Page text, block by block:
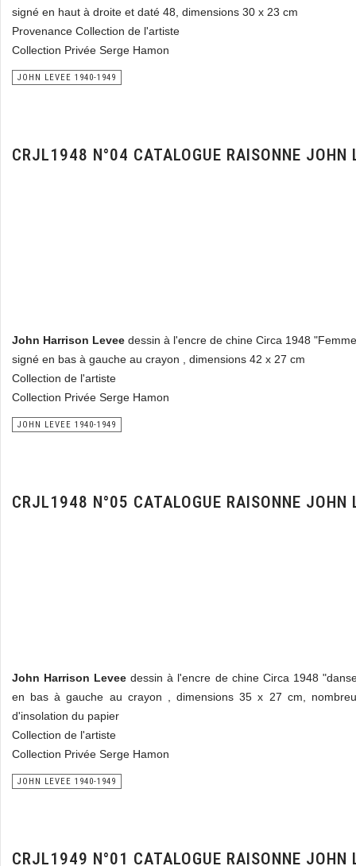
signé en haut à droite et daté 48, dimensions 30 x 23 cm
Provenance Collection de l'artiste
Collection Privée Serge Hamon
JOHN LEVEE 1940-1949
CRJL1948 N°04 CATALOGUE RAISONNE JOHN
John Harrison Levee dessin à l'encre de chine Circa 1948
signé en bas à gauche au crayon , dimensions 42 x 27 cm
Collection de l'artiste
Collection Privée Serge Hamon
JOHN LEVEE 1940-1949
CRJL1948 N°05 CATALOGUE RAISONNE JOHN
John Harrison Levee dessin à l'encre de chine Circa 1948
en bas à gauche au crayon , dimensions 35 x 27 cm,
d'insolation du papier
Collection de l'artiste
Collection Privée Serge Hamon
JOHN LEVEE 1940-1949
CRJL1949 N°01 CATALOGUE RAISONNE JOHN